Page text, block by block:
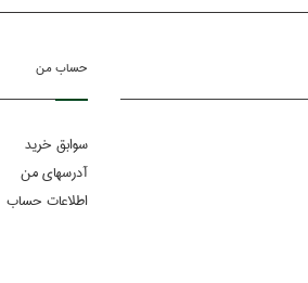
حساب من
سوابق خرید
آدرسهای من
اطلاعات حساب